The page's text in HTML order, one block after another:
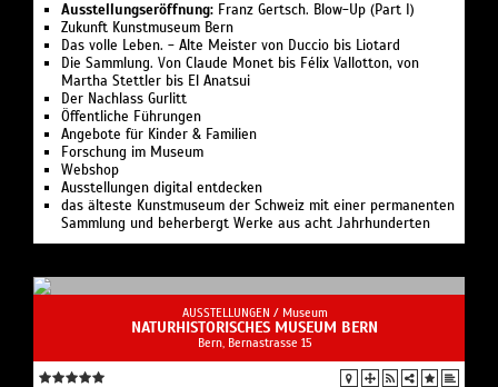
Ausstellungseröffnung: Franz Gertsch. Blow-Up (Part I)
Zukunft Kunst­museum Bern
Das volle Leben. - Alte Meister von Duccio bis Liotard
Die Sammlung. Von Claude Monet bis Félix Vallotton, von
Martha Stettler bis El Anatsui
Der Nachlass Gurlitt
Öffentliche Führungen
Angebote für Kinder & Familien
Forschung im Museum
Webshop
Ausstellungen digital entdecken
das älteste Kunstmuseum der Schweiz mit einer permanenten
Sammlung und beherbergt Werke aus acht Jahrhunderten
AUSSTELLUNGEN / Museum
NATURHISTORISCHES MUSEUM BERN
Bern, Bernastrasse 15